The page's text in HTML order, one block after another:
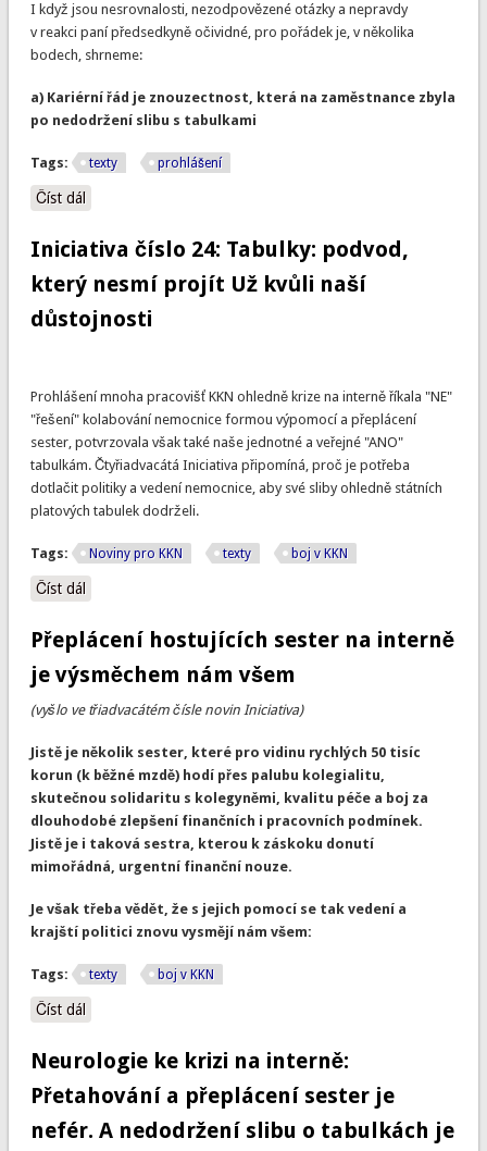
I když jsou nesrovnalosti, nezodpovězené otázky a nepravdy
v reakci paní předsedkyně očividné, pro pořádek je, v několika
bodech, shrneme:
a) Kariérní řád je znouzectnost, která na zaměstnance zbyla
po nedodržení slibu s tabulkami
Tags: texty prohlášení
Číst dálNesrovnalosti, nepravdy, nezodpovězené otázky: k reakci
Iniciativa číslo 24: Tabulky: podvod,
který nesmí projít Už kvůli naší
důstojnosti
Prohlášení mnoha pracovišť KKN ohledně krize na interně říkala "NE"
"řešení" kolabování nemocnice formou výpomocí a přeplácení
sester, potvrzovala však také naše jednotné a veřejné "ANO"
tabulkám. Čtyřiadvacátá Iniciativa připomíná, proč je potřeba
dotlačit politiky a vedení nemocnice, aby své sliby ohledně státních
platových tabulek dodrželi.
Tags: Noviny pro KKN texty boj v KKN
Číst dálIniciativa číslo 24: Tabulky: podvod, který nesmí projít Už
Přeplácení hostujících sester na interně
je výsměchem nám všem
(vyšlo ve třiadvacátém čísle novin Iniciativa)
Jistě je několik sester, které pro vidinu rychlých 50 tisíc
korun (k běžné mzdě) hodí přes palubu kolegialitu,
skutečnou solidaritu s kolegyněmi, kvalitu péče a boj za
dlouhodobé zlepšení finančních i pracovních podmínek.
Jistě je i taková sestra, kterou k záskoku donutí
mimořádná, urgentní finanční nouze.
Je však třeba vědět, že s jejich pomocí se tak vedení a
krajští politici znovu vysmějí nám všem:
Tags: texty boj v KKN
Číst dálPřeplácení hostujících sester na interně je výsměchem nám
Neurologie ke krizi na interně:
Přetahování a přeplácení sester je
nefér. A nedodržení slibu o tabulkách je